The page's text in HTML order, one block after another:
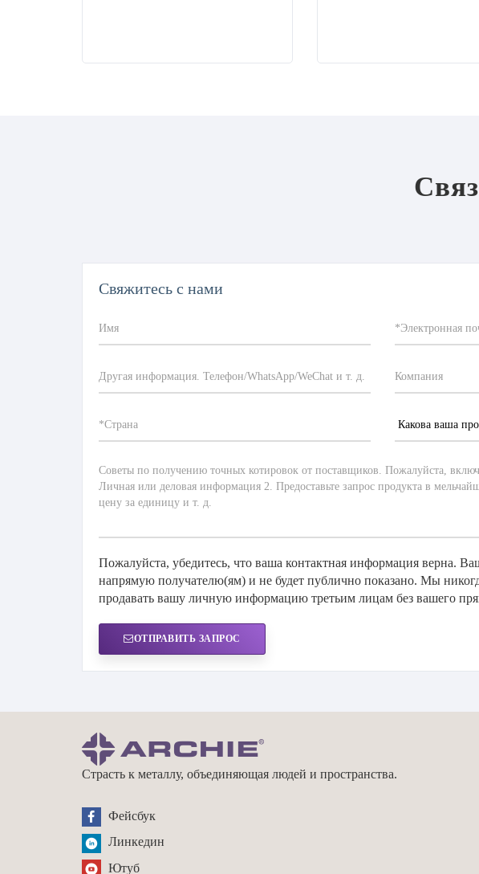
Свяжитесь с нами
Пожалуйста, убедитесь, что ваша контактная информация верна.
напрямую получателю(ям) и не будет публично показано. Мы
продавать вашу личную информацию третьим лицам без вашего
ОТПРАВИТЬ ЗАПРОС
Страсть к металлу, объединяющая людей и пространства.
Фейсбук
Линкедин
Ютуб